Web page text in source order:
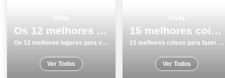
Os 12 melhores lugares para visitar em Evora
Os 12 melhores lugares para visitar em Evora
Ver Todos
15 melhores coisas para fazer em Vila Nova de Gaia no inverno
15 melhores coisas para fazer em Vila Nova de Gaia no inverno
Ver Todos